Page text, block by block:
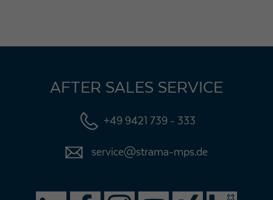
AFTER SALES SERVICE
+49 9421 739 - 333
service@strama-mps.de